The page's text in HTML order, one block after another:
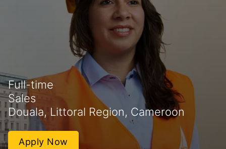
Full-time
Sales
Douala, Littoral Region, Cameroon
Apply Now